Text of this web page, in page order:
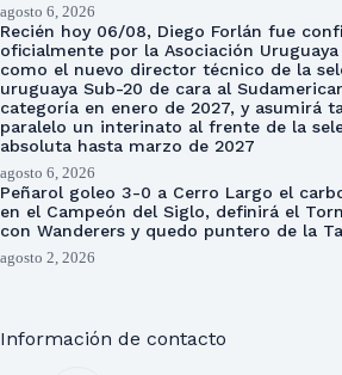
agosto 6, 2026
Recién hoy 06/08, Diego Forlán fue
oficialmente por la Asociación
como el nuevo director técnico de la
uruguaya Sub-20 de cara al
categoría en enero de 2027, y asumirá
paralelo un interinato al frente de la
absoluta hasta marzo de 2027
agosto 6, 2026
Peñarol goleo 3-0 a Cerro Largo el
en el Campeón del Siglo, definirá el
con Wanderers y quedo puntero de la
agosto 2, 2026
Información de contacto